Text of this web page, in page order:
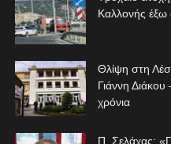
Καλλονής
Θλίψη στη
Γιάννη
χρόνια
Π. Σελάχας: